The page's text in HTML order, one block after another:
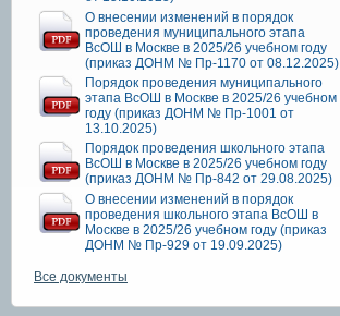
О внесении изменений в порядок
проведения муниципального этапа
ВсОШ в Москве в 2025/26 учебном году
(приказ ДОНМ № Пр-1170 от 08.12.2025)
Порядок проведения муниципального
этапа ВсОШ в Москве в 2025/26 учебном
году (приказ ДОНМ № Пр-1001 от
13.10.2025)
Порядок проведения школьного этапа
ВсОШ в Москве в 2025/26 учебном году
(приказ ДОНМ № Пр-842 от 29.08.2025)
О внесении изменений в порядок
проведения школьного этапа ВсОШ в
Москве в 2025/26 учебном году (приказ
ДОНМ № Пр-929 от 19.09.2025)
Все документы